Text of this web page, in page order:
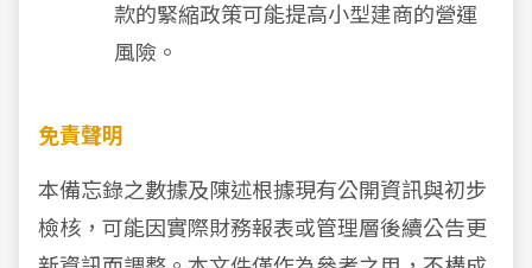
款的緊縮政策可能提高小型建商的營運
風險。
免責聲明
本備忘錄之數據及陳述根據現有公開資訊與初步
檢核，可能因實際財務報表或管理層後續公告更